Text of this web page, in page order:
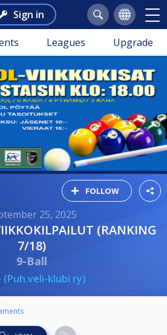
Sign in
Leagues Upgrade
FOLLOW
25, 2025
7/18)
9-Ball
(Puh.veli-klubi ry)